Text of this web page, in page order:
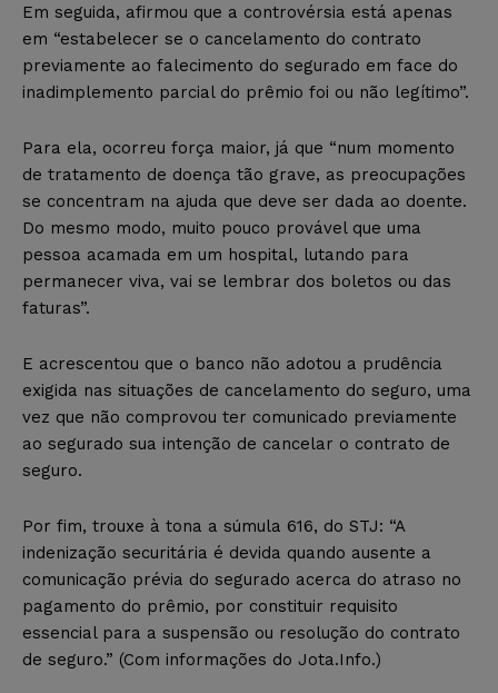
Em seguida, afirmou que a controvérsia está apenas
em “estabelecer se o cancelamento do contrato
previamente ao falecimento do segurado em face do
inadimplemento parcial do prêmio foi ou não legítimo”.
Para ela, ocorreu força maior, já que “num momento
de tratamento de doença tão grave, as preocupações
se concentram na ajuda que deve ser dada ao doente.
Do mesmo modo, muito pouco provável que uma
pessoa acamada em um hospital, lutando para
permanecer viva, vai se lembrar dos boletos ou das
faturas”.
E acrescentou que o banco não adotou a prudência
exigida nas situações de cancelamento do seguro, uma
vez que não comprovou ter comunicado previamente
ao segurado sua intenção de cancelar o contrato de
seguro.
Por fim, trouxe à tona a súmula 616, do STJ: “A
indenização securitária é devida quando ausente a
comunicação prévia do segurado acerca do atraso no
pagamento do prêmio, por constituir requisito
essencial para a suspensão ou resolução do contrato
de seguro.” (Com informações do Jota.Info.)